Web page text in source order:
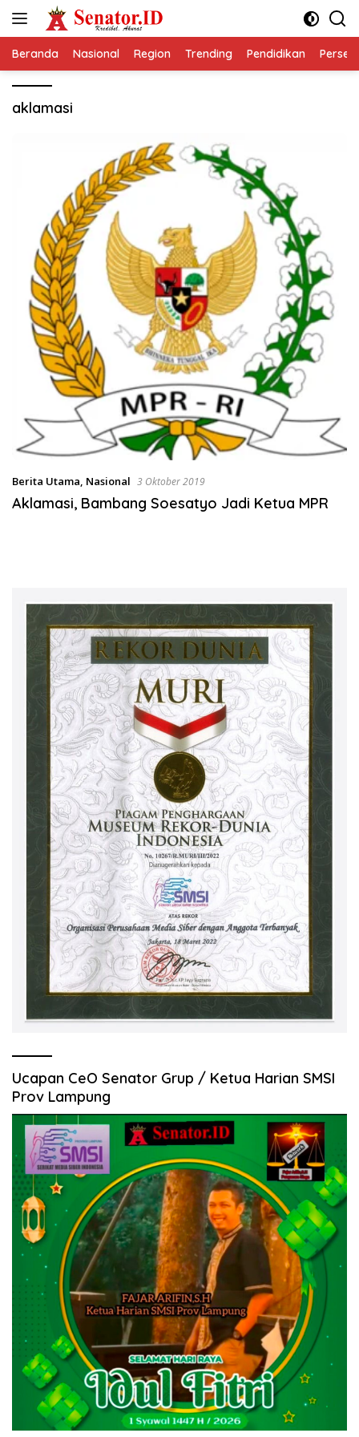
Beranda Nasional Region Trending Pendidikan
aklamasi
Berita Utama, Nasional 3 Oktober 2019
Aklamasi, Bambang Soesatyo Jadi Ketua MPR
Ucapan CeO Senator Grup / Ketua Harian SMSI
Prov Lampung